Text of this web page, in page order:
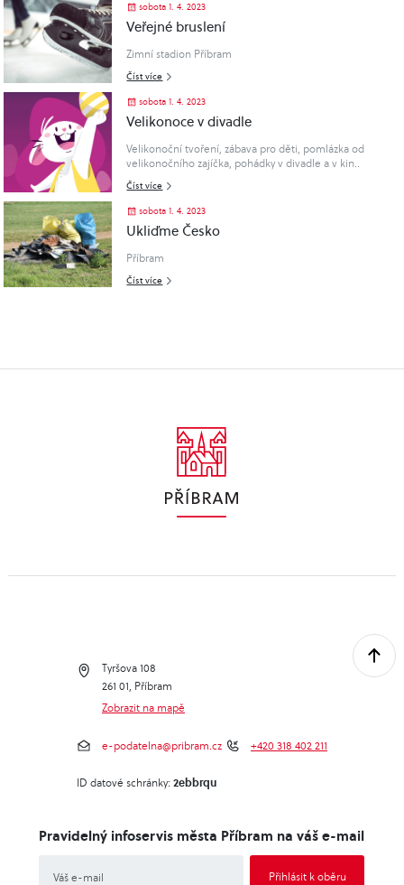
sobota 1. 4. 2023
Veřejné bruslení
Zimní stadion Příbram
Číst více
sobota 1. 4. 2023
Velikonoce v divadle
Velikonoční tvoření, zábava pro děti, pomlázka od
velikonočního zajíčka, pohádky v divadle a v kin..
Číst více
sobota 1. 4. 2023
Ukliďme Česko
Příbram
Číst více
Tyršova 108
261 01, Příbram
Zobrazit na mapě
e-podatelna@pribram.cz +420 318 402 211
ID datové schránky: 2ebbrqu
Pravidelný infoservis města Příbram na váš e-mail